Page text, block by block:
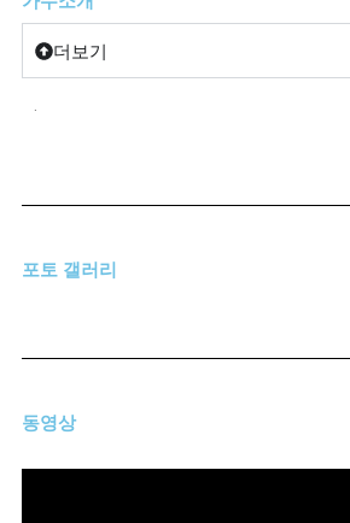
더보기
.
포토 갤러리
동영상